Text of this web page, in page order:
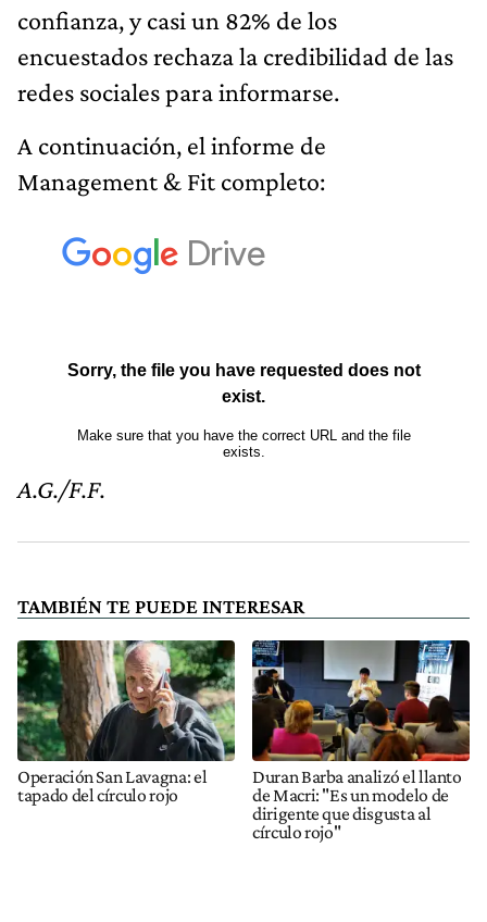
confianza, y casi un 82% de los
encuestados rechaza la credibilidad de las
redes sociales para informarse.
A continuación, el informe de
Management & Fit completo:
A.G./F.F.
TAMBIÉN TE PUEDE INTERESAR
Operación San Lavagna: el
tapado del círculo rojo
Duran Barba analizó el llanto
de Macri: "Es un modelo de
dirigente que disgusta al
círculo rojo"